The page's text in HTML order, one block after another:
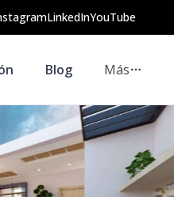
LinkedInYouTube
Blog Más